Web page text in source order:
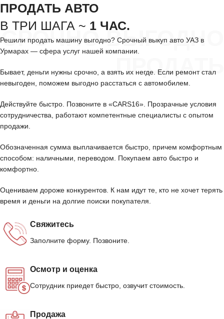
СРОЧНО ВЫГОДНО
ПРОДАТЬ
ПРОДАТЬ АВТО
В ТРИ ШАГА ~ 1 ЧАС.
Решили продать машину выгодно? Срочный выкуп авто УАЗ в
Урмарах — сфера услуг нашей компании.
Бывает, деньги нужны срочно, а взять их негде. Если ремонт стал
невыгоден, поможем выгодно расстаться с автомобилем.
Действуйте быстро. Позвоните в «CARS16». Прозрачные условия
сотрудничества, работают компетентные специалисты с опытом
продажи.
Обозначенная сумма выплачивается быстро, причем комфортным
способом: наличными, переводом. Покупаем авто быстро и
комфортно.
Оцениваем дороже конкурентов. К нам идут те, кто не хочет терять
время и деньги на долгие поиски покупателя.
Свяжитесь
Заполните форму. Позвоните.
Осмотр и оценка
Сотрудник приедет быстро, озвучит стоимость.
Продажа